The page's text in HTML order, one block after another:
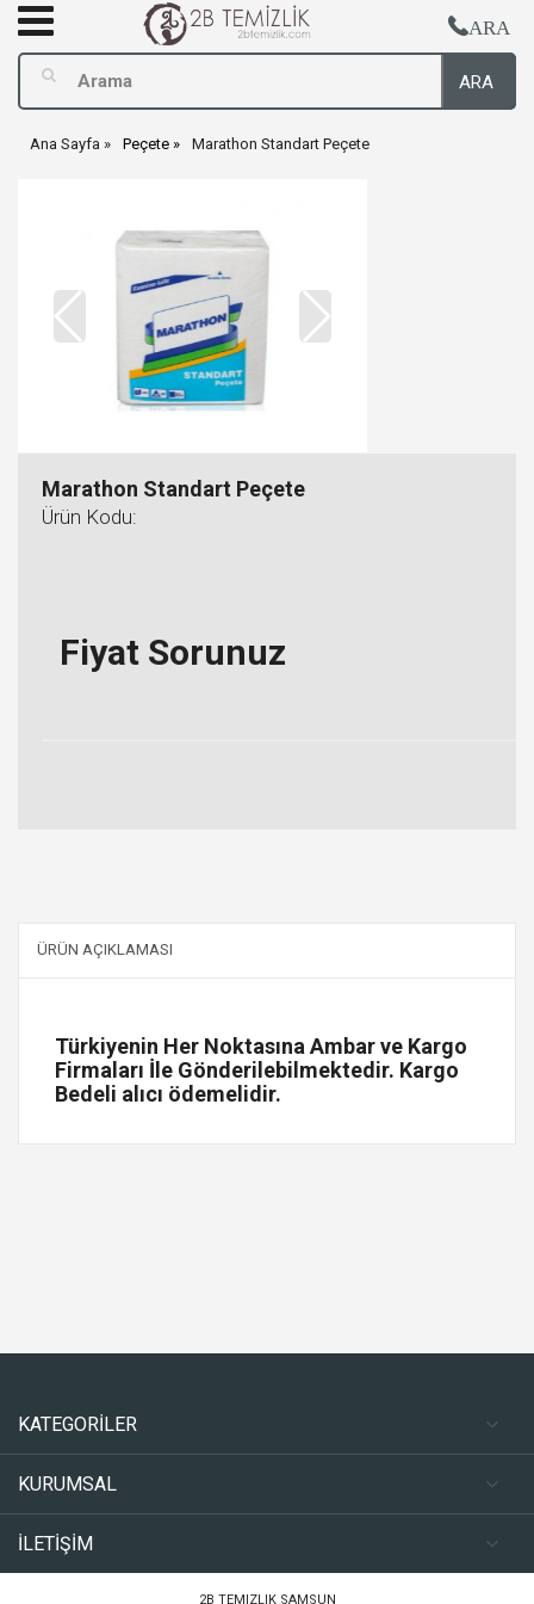
ARA
ARA
Ana Sayfa Peçete Marathon Standart Peçete
Marathon Standart Peçete
Ürün Kodu:
Fiyat Sorunuz
ÜRÜN AÇIKLAMASI
Türkiyenin Her Noktasına Ambar ve Kargo
Firmaları İle Gönderilebilmektedir. Kargo
Bedeli alıcı ödemelidir.
KATEGORİLER
KURUMSAL
İLETİŞİM
2B TEMIZLIK SAMSUN